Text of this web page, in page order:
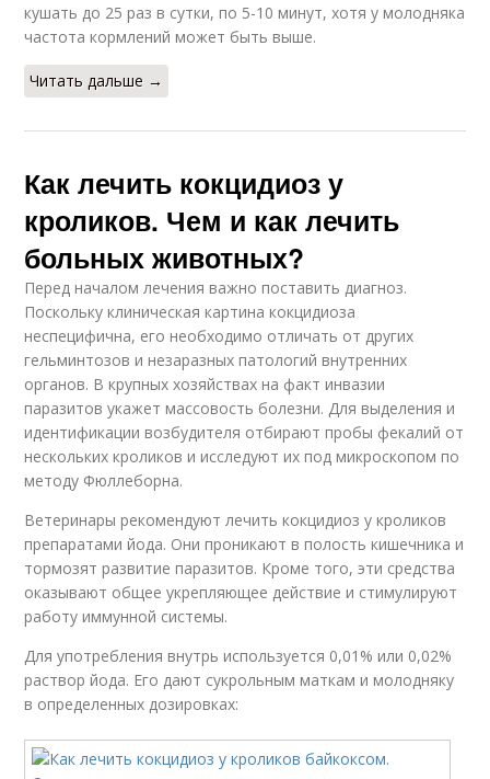
кушать до 25 раз в сутки, по 5-10 минут, хотя у молодняка
частота кормлений может быть выше.
Читать дальше →
Как лечить кокцидиоз у
кроликов. Чем и как лечить
больных животных?
Перед началом лечения важно поставить диагноз.
Поскольку клиническая картина кокцидиоза
неспецифична, его необходимо отличать от других
гельминтозов и незаразных патологий внутренних
органов. В крупных хозяйствах на факт инвазии
паразитов укажет массовость болезни. Для выделения и
идентификации возбудителя отбирают пробы фекалий от
нескольких кроликов и исследуют их под микроскопом по
методу Фюллеборна.
Ветеринары рекомендуют лечить кокцидиоз у кроликов
препаратами йода. Они проникают в полость кишечника и
тормозят развитие паразитов. Кроме того, эти средства
оказывают общее укрепляющее действие и стимулируют
работу иммунной системы.
Для употребления внутрь используется 0,01% или 0,02%
раствор йода. Его дают сукрольным маткам и молодняку
в определенных дозировках: